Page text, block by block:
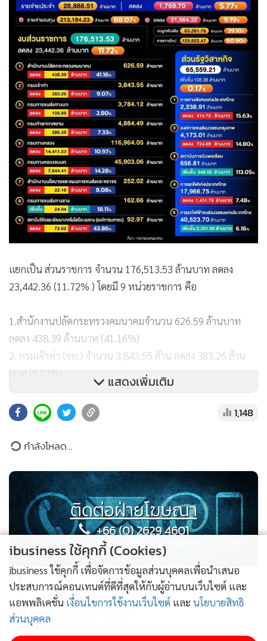
แยกเป็น ส่วนราชการ จำนวน 176,513.53 ล้านบาท ลดลง
23,442.36 (11.72% ) โดยมี 9 หน่วยราชการ คือ
1.สำนักงานปลัดกระทรวงคมนาคมจำนวน 626.59 ล้านบาท
ลดลง 438.39 ล้านบาท (41.16%)
2. กรมเจ้าท่า (จท.) จำนวน 3,843.55 ล้าน ลดลง 383.26 ล้าน
บาท (9.07%)
3.กรมการขนส่งทางบก (ขบ.) จำนวน 3,784.12 ล้านบาท ลดลง
108.88 ล้านบาท ( 2.80%)
4.กรมท่าอากาศยาน (ทย.) จำนวน 4,884.49 ล้านบาท ลดลง
386.35 ล้านบาท (7.33%)
14,411.23 ล้านบาท (10.97% )
6.กรมทางหลวงชนบท (ทช.) จำนวน 45,903.06 ล้านบาท ลดลง
7,644.41 ล้านบาท (14.28% )
7.สำนักงานนโยบายและแผนการขนส่งและจราจร (สนข.)
จำนวน 252.02 ล้านบาท ลดลง 22.16 ล้านบาท (8.08%)
8.กรมการขนส่งทางราง (ขร.) จำนวน 162.66 ล้านบาท เพิ่มขึ้น
24.94 ล้านบาท (18.11% )
9.สถาบันวิจัยและพัฒนาเทคโนโลยีระบบราง (องค์การมหาชน)
จำนวน 92.97 ล้านบาท ลดลง 72.62 ล้านบาท (43.86% )
แสดงเพิ่มเติม
1,148
ไม่สมราคาไทยช่วยไทย! คนบริโภคไข่วันละ 42 ล้าน
ฟอง “พาณิชย์” เอามาขายถูก 19 วัน แค่ 3.42 ล้าน
ฟอง
ibusiness ใช้คุกกี้ (Cookies)
ibusiness ใช้คุกกี้ เพื่อจัดการข้อมูลส่วนบุคคลเพื่อนำเสนอ
ประสบการณ์คอนเทนต์ที่ดีที่สุดให้กับผู้อ่านบนเว็บไซต์ และ
แอพพลิเคชั่น เงื่อนไขการใช้งานเว็บไซต์ และ นโยบายสิทธิ
ส่วนบุคคล